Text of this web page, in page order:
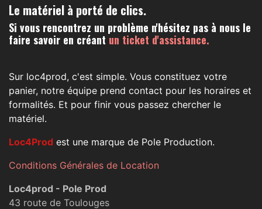
Le matériel à porté de clics.
Si vous rencontrez un problème n'hésitez pas à nous le
faire savoir en créant un ticket d'assistance.
Sur loc4prod, c'est simple. Vous constituez votre
panier, notre équipe prend contact pour les horaires et
formalités. Et pour finir vous passez chercher le
matériel.
Loc4Prod est une marque de Pole Production.
Conditions Générales de Location
Loc4prod - Pole Prod
43 route de Toulouges